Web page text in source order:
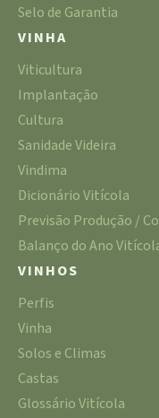
Selo de Garantia
VINHA
Viticultura
Implantação
Cultura
Sanidade Videira
Vindima
Dicionário Vitícola
Previsão Produção /
Balanço do Ano
VINHOS
Perfis
Vinha
Solos e Climas
Castas
Glossário Vitícola